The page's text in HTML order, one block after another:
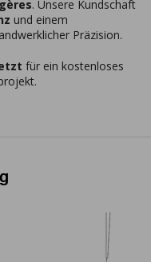
. Unsere Kundschaft
und einem
Präzision.
für ein kostenloses